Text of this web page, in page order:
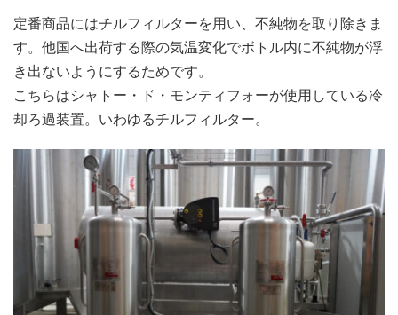
定番商品にはチルフィルターを用い、不純物を取り除きま
す。他国へ出荷する際の気温変化でボトル内に不純物が浮
き出ないようにするためです。
こちらはシャトー・ド・モンティフォーが使用している冷
却ろ過装置。いわゆるチルフィルター。